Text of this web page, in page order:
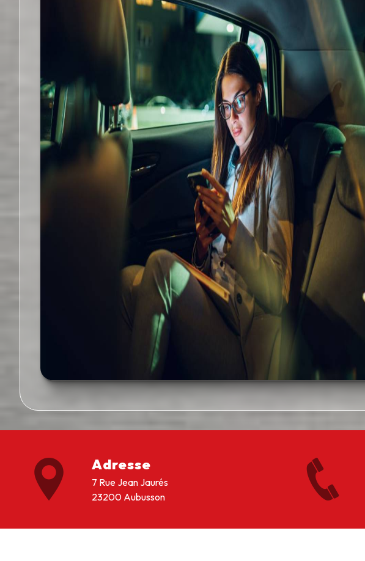
Adresse
7 Rue Jean Jaurés
23200 Aubusson